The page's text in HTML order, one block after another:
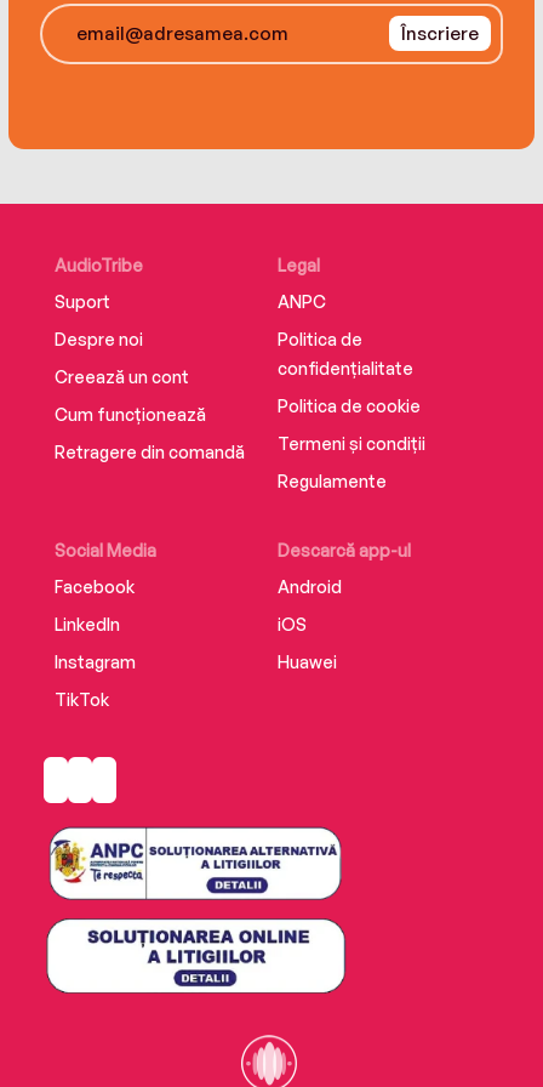
Înscriere
AudioTribe
Suport
Despre noi
Creează un cont
Cum funcționează
Retragere din comandă
Social Media
Facebook
LinkedIn
Instagram
TikTok
Descarcă app-ul
Android
iOS
Huawei
Legal
ANPC
Politica de
confidențialitate
Politica de cookie
Termeni și condiții
Regulamente